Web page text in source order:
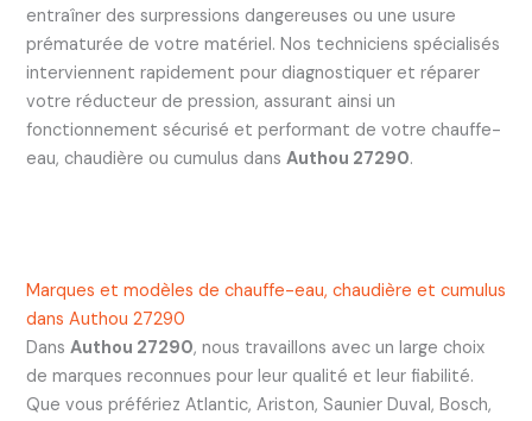
entraîner des surpressions dangereuses ou une usure
prématurée de votre matériel. Nos techniciens spécialisés
interviennent rapidement pour diagnostiquer et réparer
votre réducteur de pression, assurant ainsi un
fonctionnement sécurisé et performant de votre chauffe-
eau, chaudière ou cumulus dans Authou 27290.
Marques et modèles de chauffe-eau, chaudière et cumulus
dans Authou 27290
Dans Authou 27290, nous travaillons avec un large choix
de marques reconnues pour leur qualité et leur fiabilité.
Que vous préfériez Atlantic, Ariston, Saunier Duval, Bosch,